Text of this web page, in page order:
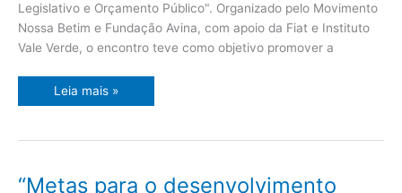
Legislativo e Orçamento Público". Organizado pelo Movimento
Nossa Betim e Fundação Avina, com apoio da Fiat e Instituto
Vale Verde, o encontro teve como objetivo promover a
Leia mais »
“Metas para o desenvolvimento
“Metas
para